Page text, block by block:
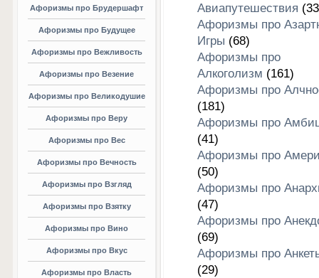
Афоризмы про Брудершафт
Афоризмы про Будущее
Афоризмы про Вежливость
Афоризмы про Везение
Афоризмы про Великодушие
Афоризмы про Веру
Афоризмы про Вес
Афоризмы про Вечность
Афоризмы про Взгляд
Афоризмы про Взятку
Афоризмы про Вино
Афоризмы про Вкус
Афоризмы про Власть
Авиапутешествия
Афоризмы про
Игры (68)
Афоризмы про
Алкоголизм (161)
Афоризмы про
(181)
Афоризмы про
(41)
Афоризмы про
(50)
Афоризмы про
(47)
Афоризмы про
(69)
Афоризмы про
(29)